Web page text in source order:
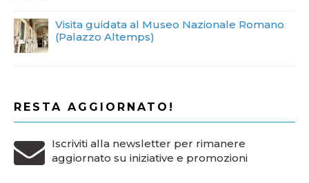
Visita guidata al Museo Nazionale Romano
(Palazzo Altemps)
RESTA AGGIORNATO!
Iscriviti alla newsletter per rimanere
aggiornato su iniziative e promozioni